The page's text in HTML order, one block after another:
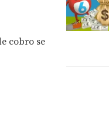
cobro se